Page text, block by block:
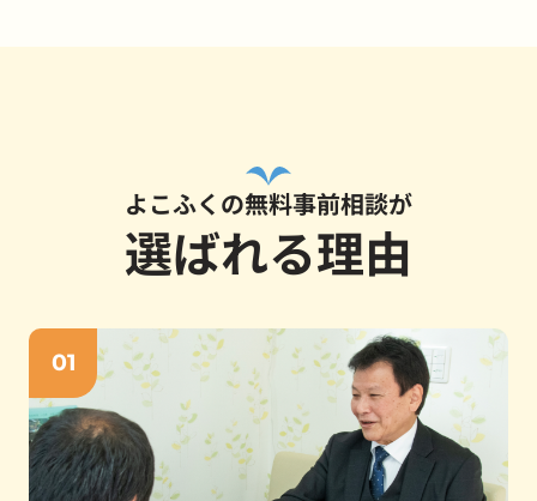
よこふくの無料事前相談が
選ばれる理由
01